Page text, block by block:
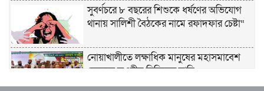
সুবর্ণচরে ৮ বছরের শিশুকে ধর্ষণের অভিযোগ
থানায় সালিশী বৈঠকের নামে রফাদফার চেষ্টা“
নোয়াখালীতে লক্ষাধিক মানুষের মহাসমাবেশ
হেজবুত তওহীদ নিষিদ্ধের দাবি